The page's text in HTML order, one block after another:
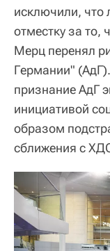
исключили,
отместку за то,
Мерц перенял
Германии"
признание АдГ
инициативой
образом
сближения с